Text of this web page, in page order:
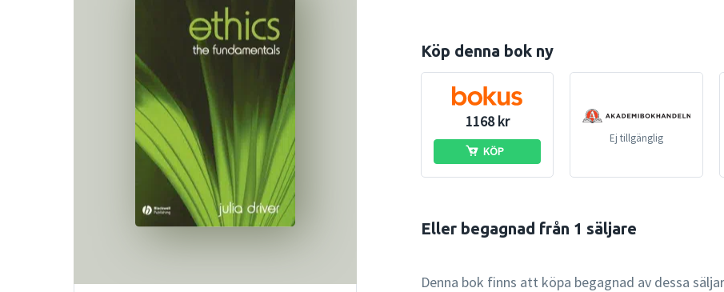
Köp denna bok ny
1168 kr
KÖP
Ej tillgänglig
Eller begagnad från 1 säljare
Denna bok finns att köpa begagnad av dessa